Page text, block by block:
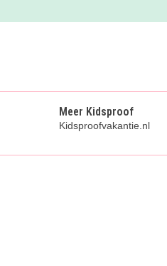
Meer Kidsproof
Kidsproofvakantie.nl